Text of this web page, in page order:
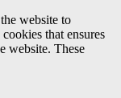
website to
that ensures
website. These